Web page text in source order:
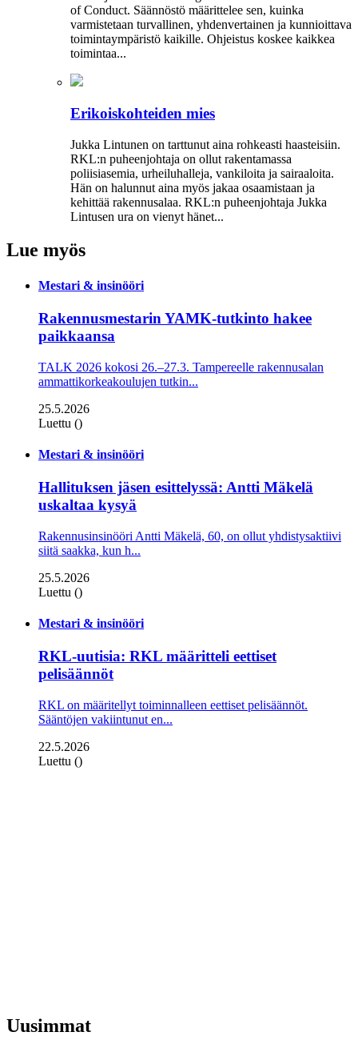
of Conduct. Säännöstö määrittelee sen, kuinka
varmistetaan turvallinen, yhdenvertainen ja kun­nioittava
toimintaympäristö kaikille. Ohjeistus koskee kaikkea
toimintaa...
Erikoiskohteiden mies
Jukka Lintunen on tarttunut aina rohkeasti haasteisiin.
RKL:n puheenjohtaja on ollut rakentamassa
poliisiasemia, urheiluhalleja, vankiloita ja sairaaloita.
Hän on halunnut aina myös jakaa osaamistaan ja
kehittää rakennusalaa. RKL:n puheenjohtaja Jukka
Lintusen ura on vienyt hänet...
Lue myös
Mestari & insinööri
Rakennusmestarin YAMK-tutkinto hakee
paikkaansa
TALK 2026 kokosi 26.–27.3. Tampereelle rakennusalan
ammattikorkeakoulujen tutkin...
25.5.2026
Luettu ()
Mestari & insinööri
Hallituksen jäsen esittelyssä: Antti Mäkelä
uskaltaa kysyä
Rakennusinsinööri Antti Mäkelä, 60, on ollut yhdistysaktiivi
siitä saakka, kun h...
25.5.2026
Luettu ()
Mestari & insinööri
RKL-uutisia: RKL määritteli eettiset
pelisäännöt
RKL on määritellyt toiminnalleen eettiset peli­säännöt.
Sääntöjen vakiintunut en...
22.5.2026
Luettu ()
Uusimmat